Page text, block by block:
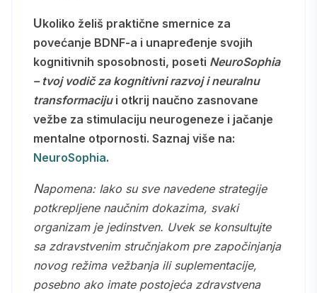
Ukoliko želiš praktične smernice za
povećanje BDNF-a i unapređenje svojih
kognitivnih sposobnosti, poseti NeuroSophia
– tvoj vodič za kognitivni razvoj i neuralnu
transformacijui otkrij naučno zasnovane
vežbe za stimulaciju neurogeneze i jačanje
mentalne otpornosti. Saznaj više na:
NeuroSophia.
Napomena: Iako su sve navedene strategije
potkrepljene naučnim dokazima, svaki
organizam je jedinstven. Uvek se konsultujte
sa zdravstvenim stručnjakom pre započinjanja
novog režima vežbanja ili suplementacije,
posebno ako imate postojeća zdravstvena